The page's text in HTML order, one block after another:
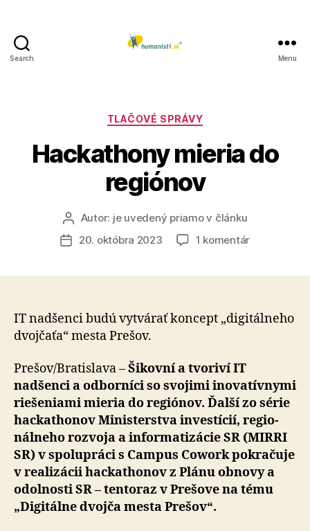
Search Menu
Kategórie
TLAČOVÉ SPRÁVY
Hackathony mieria do
regiónov
Autor
článku
Autor: je uvedený priamo v článku
Dátum
20. októbra 2023 1 komentárna
IT nadšenci budú vytvárať koncept „digitálneho
dvojčaťa“ mesta Prešov.
Prešov/Bratislava –Šikovní a tvoriví IT
nadšenci a od­bor­níci so svo­jimi ino­va­tív­nymi
riešeniami mieria do regiónov. Ďalší zo série
hackathonov Ministerstva investícií, regio­
nál­neho rozvoja a in­for­ma­ti­zácie SR (MIRRI
SR) v spo­lu­práci s Campus Cowork pokračuje
v realizácii hackathonov z Plánu obnovy a
odolnosti SR – ten­to­raz v Prešove na tému
„Digitálne dvojča mesta Prešov“.